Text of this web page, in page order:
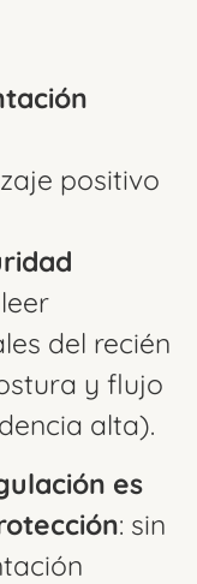
positivo
del recién
y flujo
alta).
es
: sin